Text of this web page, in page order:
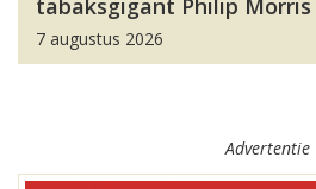
tabaksgigant Philip Morris
7 augustus 2026
Advertentie